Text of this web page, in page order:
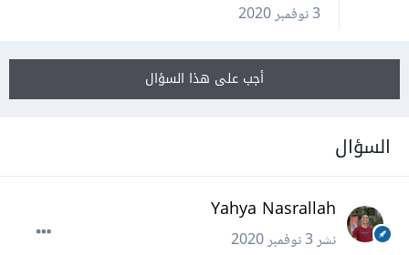
3 نوفمبر 2020
أجب على هذا السؤال
السؤال
Yahya Nasrallah
نشر3 نوفمبر 2020